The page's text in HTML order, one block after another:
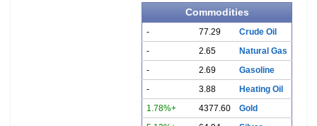
Commodities
Crude Oil
77.29
-
Natural Gas
2.65
-
Gasoline
2.69
-
Heating Oil
3.88
-
Gold
4377.60
+1.78%